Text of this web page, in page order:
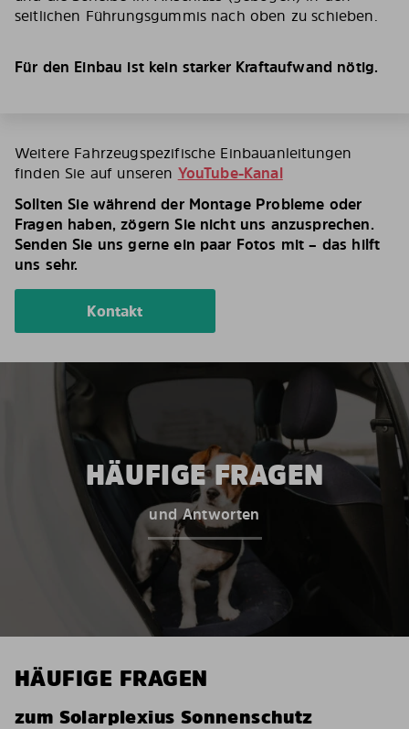
seitlichen Führungsgummis nach oben zu schieben.
Für den Einbau ist kein starker Kraftaufwand nötig.
Weitere Fahrzeugspezifische Einbauanleitungen
finden Sie auf unseren YouTube-Kanal
Sollten Sie während der Montage Probleme oder
Fragen haben, zögern Sie nicht uns anzusprechen.
Senden Sie uns gerne ein paar Fotos mit – das hilft
uns sehr.
Kontakt
HÄUFIGE FRAGEN
und Antworten
HÄUFIGE FRAGEN
zum Solarplexius Sonnenschutz